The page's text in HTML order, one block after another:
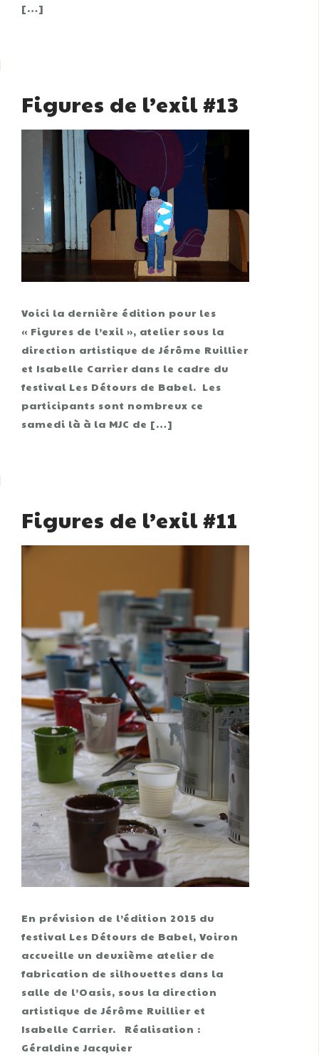
[…]
Figures de l’exil #13
Voici la dernière édition pour les
« Figures de l’exil », atelier sous la
direction artistique de Jérôme Ruillier
et Isabelle Carrier dans le cadre du
festival Les Détours de Babel. Les
participants sont nombreux ce
samedi là à la MJC de […]
Figures de l’exil #11
En prévision de l’édition 2015 du
festival Les Détours de Babel, Voiron
accueille un deuxième atelier de
fabrication de silhouettes dans la
salle de l’Oasis, sous la direction
artistique de Jérôme Ruillier et
Isabelle Carrier. Réalisation :
Géraldine Jacquier